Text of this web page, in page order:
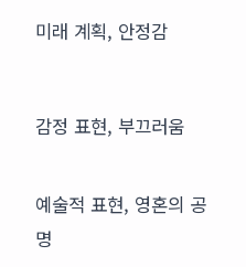
미래 계획, 안정감
감정 표현, 부끄러움
예술적 표현, 영혼의 공
명